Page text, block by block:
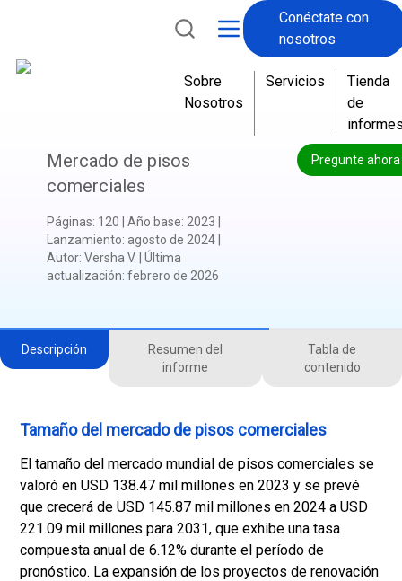
Conéctate con
nosotros
Sobre
Nosotros
Servicios
Tienda
de
Pregunte ahora
Mercado de pisos
comerciales
Páginas: 120 Año base: 2023
Lanzamiento: agosto de 2024|
Autor: Versha V.
Última
actualización: febrero de 2026
Descripción
Resumen del
informe
Tabla de
contenido
Tamaño del mercado de pisos comerciales
El tamaño del mercado mundial de pisos comerciales se
valoró en USD 138.47 mil millones en 2023 y se prevé
que crecerá de USD 145.87 mil millones en 2024 a USD
221.09 mil millones para 2031, que exhibe una tasa
compuesta anual de 6.12% durante el período de
pronóstico. La expansión de los proyectos de renovación